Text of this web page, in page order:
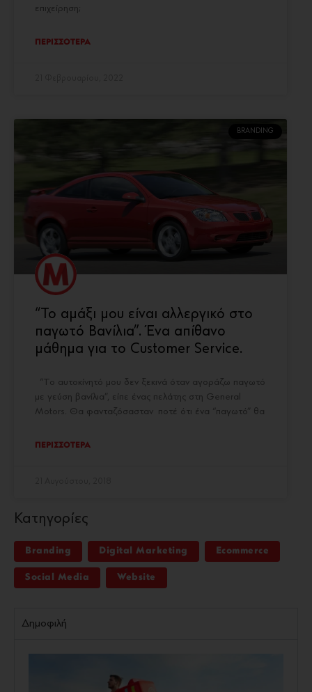
επιχείρηση;
ΠΕΡΙΣΣΟΤΕΡΑ
BRANDING
“Το αμάξι μου είναι αλλεργικό στο
παγωτό Βανίλια”. Ένα απίθανο
μάθημα για το Customer Service.
“Το αυτοκίνητό μου δεν ξεκινά όταν αγοράζω παγωτό
με γεύση βανίλια”, είπε ένας πελάτης στη General
Motors. Θα φανταζόσασταν ποτέ ότι ένα “παγωτό” θα
ΠΕΡΙΣΣΟΤΕΡΑ
Κατηγορίες
Branding Digital Marketing Ecommerce
Social Media Website
Δημοφιλή